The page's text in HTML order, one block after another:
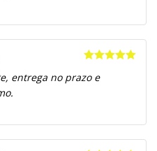
de 5
entrega no prazo e